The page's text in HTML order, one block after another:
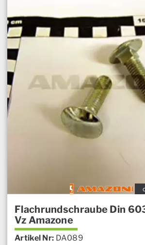
Flachrundschraube Din
Vz Amazone
Artikel Nr: DA089